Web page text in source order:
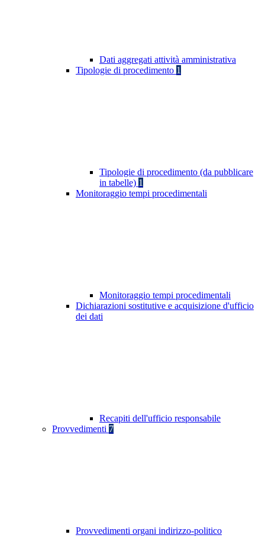
Dati aggregati attività amministrativa
Tipologie di procedimento 1
Tipologie di procedimento (da pubblicare
in tabelle) 1
Monitoraggio tempi procedimentali
Monitoraggio tempi procedimentali
Dichiarazioni sostitutive e acquisizione d'ufficio
dei dati
Recapiti dell'ufficio responsabile
Provvedimenti 7
Provvedimenti organi indirizzo-politico